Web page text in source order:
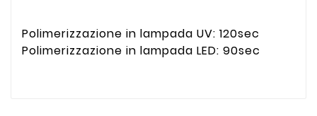
Polimerizzazione in lampada UV: 120sec
Polimerizzazione in lampada LED: 90sec